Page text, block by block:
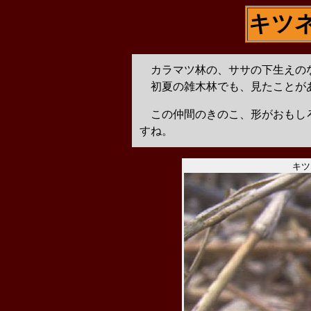
キツ
カラマツ林の、ササの下生えの
初夏の雑木林でも、見たことが
この仲間のきのこ、形がおもし
すね。
キ